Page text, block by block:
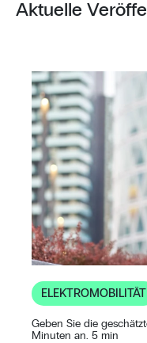
Aktuelle
ELEKTROMOBILITÄT
Geben Sie die
Minuten an. 5 min